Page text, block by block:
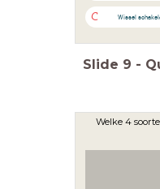
C Wissel
Slide 9 -
Welke 4